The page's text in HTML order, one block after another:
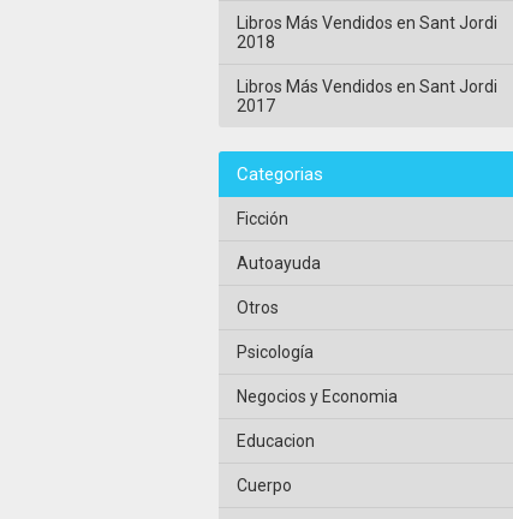
Libros Más Vendidos en Sant Jordi
2018
Libros Más Vendidos en Sant Jordi
2017
Categorias
Ficción
Autoayuda
Otros
Psicología
Negocios y Economia
Educacion
Cuerpo